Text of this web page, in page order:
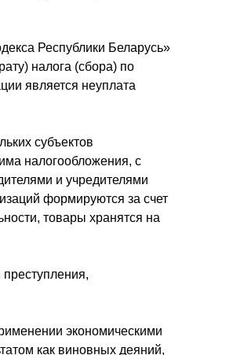
Республики Беларусь»
налога (сбора) по
является неуплата
субъектов
налогообложения, с
и учредителями
формируются за счет
товары хранятся на
экономическими
как виновных деяний,